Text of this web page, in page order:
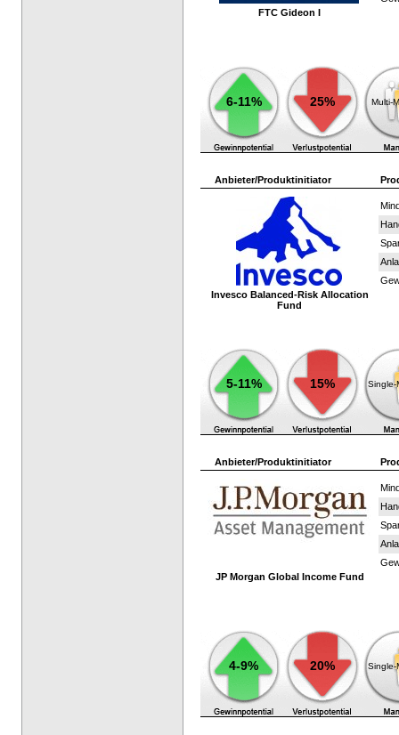
FTC Gideon I
6-11% 25% Multi-
Anbieter/Produktinitiator
Invesco Balanced-Risk Allocation
Fund
5-11% 15% Single-
Anbieter/Produktinitiator
JP Morgan Global Income Fund
4-9% 20% Single-